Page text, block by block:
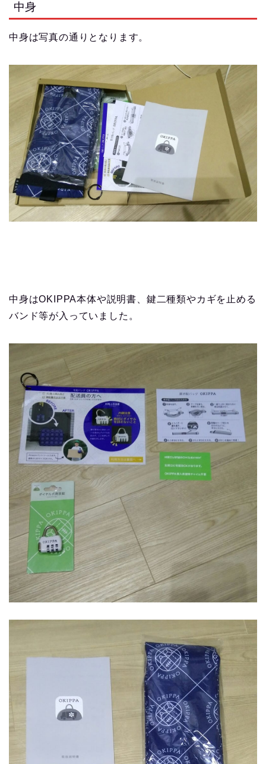
中身
中身は写真の通りとなります。
中身はOKIPPA本体や説明書、鍵二種類やカギを止める
バンド等が入っていました。